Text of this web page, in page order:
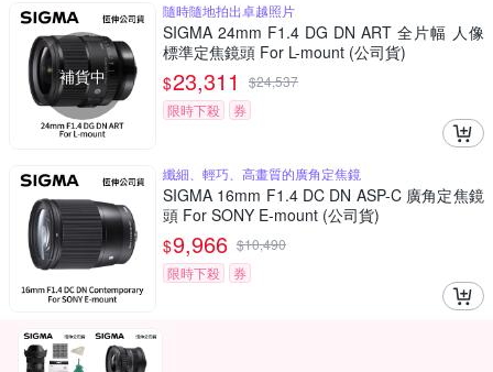
補貨中
隨時隨地拍出卓越照片
SIGMA 24mm F1.4 DG DN ART 全片幅 人像
標準定焦鏡頭 For L-mount (公司貨)
$23,311 $24,537
限時下殺
券
纖細、輕巧、高畫質的廣角定焦鏡
SIGMA 16mm F1.4 DC DN ASP-C 廣角定焦鏡
頭 For SONY E-mount (公司貨)
$9,966 $10,490
限時下殺
券